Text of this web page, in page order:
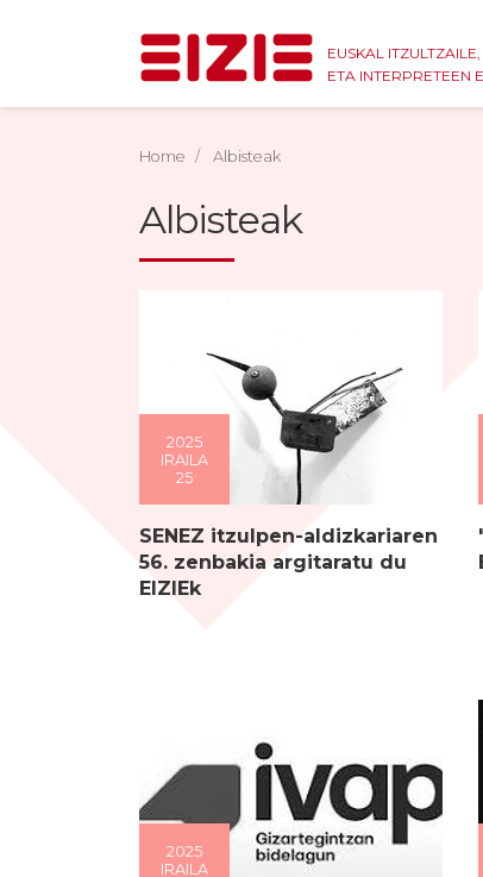
EUSKAL
ETA INTERPRETEEN
Home Albisteak
Albisteak
2025
IRAILA
25
SENEZ itzulpen-aldizkariaren
56. zenbakia argitaratu du
EIZIEk
2025
IRAILA